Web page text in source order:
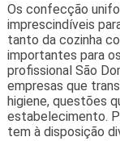
Os confecção
imprescindíveis
tanto da cozinha
importantes para
profissional São
empresas que
higiene, questões
estabelecimento.
tem à disposição